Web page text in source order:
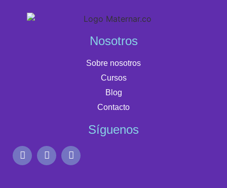
Nosotros
Sobre nosotros
Cursos
Blog
Contacto
Síguenos